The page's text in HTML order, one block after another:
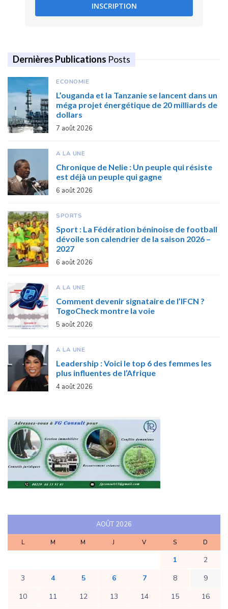
INSCRIPTION
Dernières Publications Posts
ECONOMIE
L’ouganda et la Tanzanie se lancent dans un
méga projet énergétique de 20 milliards de
dollars
7 août 2026
A LA UNE
Chronique de Nelie : Un peuple qui résiste
est déjà un peuple qui gagne
6 août 2026
SPORTS
Sport : La Fédération béninoise de football
dévoile son calendrier de la saison 2026 –
2027
6 août 2026
A LA UNE
Comment devenir signataire de l’IFCN ?
TogoCheck montre la voie
5 août 2026
A LA UNE
Leadership : Voici le top 6 des femmes les
plus influentes de l’Afrique
4 août 2026
AOÛT 2026
L M M J V S D
1
2
3
4 5 6 7 8
9
10
11 12 13 14 15
16